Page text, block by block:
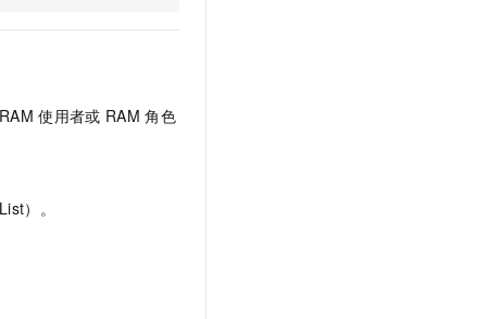
RAM 使用者或 RAM 角色
）。